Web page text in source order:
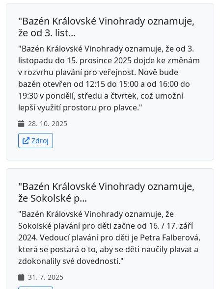
"Bazén Královské Vinohrady oznamuje,
že od 3. list...
"Bazén Královské Vinohrady oznamuje, že od 3.
listopadu do 15. prosince 2025 dojde ke změnám
v rozvrhu plavání pro veřejnost. Nově bude
bazén otevřen od 12:15 do 15:00 a od 16:00 do
19:30 v pondělí, středu a čtvrtek, což umožní
lepší využití prostoru pro plavce."
28. 10. 2025
Zdroj
"Bazén Královské Vinohrady oznamuje,
že Sokolské p...
"Bazén Královské Vinohrady oznamuje, že
Sokolské plavání pro děti začne od 16. / 17. září
2024. Vedoucí plavání pro děti je Petra Falberová,
která se postará o to, aby se děti naučily plavat a
zdokonalily své dovednosti."
31. 7. 2025